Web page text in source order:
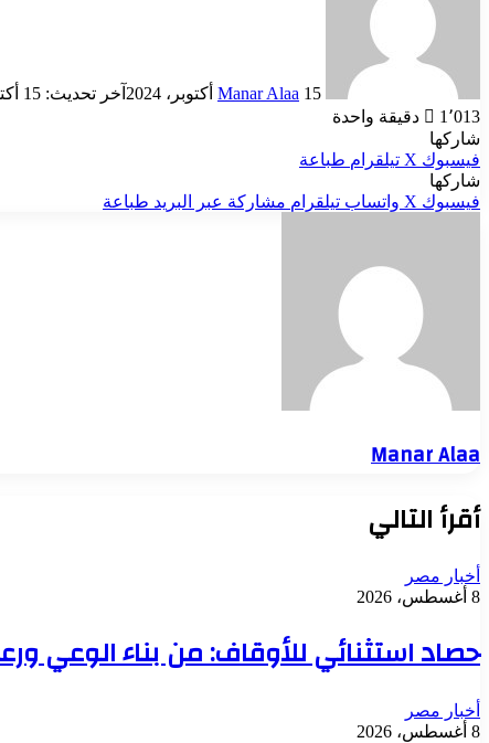
Manar Alaa 15 أكتوبر، 2024
آخر تحديث: 15 أكتوبر، 2024
1٬013
دقيقة واحدة
شاركها
فيسبوك ‫X تيلقرام طباعة
شاركها
فيسبوك ‫X واتساب تيلقرام مشاركة عبر البريد طباعة
Manar Alaa
أقرأ التالي
أخبار مصر
8 أغسطس، 2026
حصاد استثنائي للأوقاف: من بناء الوعي
أخبار مصر
8 أغسطس، 2026